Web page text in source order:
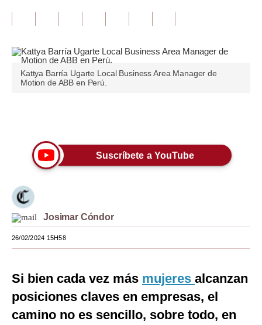
Pregunta de hoy
Blogs
Viajes
Moda
Estilos
Mundo
EEUU
Internacional
Kattya Barría Ugarte Local Business Area Manager de
Motion de ABB en Perú.
Suscríbete a YouTube
Josimar Cóndor
26/02/2024 15H58
Si bien cada vez más mujeres alcanzan
posiciones claves en empresas, el
camino no es sencillo, sobre todo, en